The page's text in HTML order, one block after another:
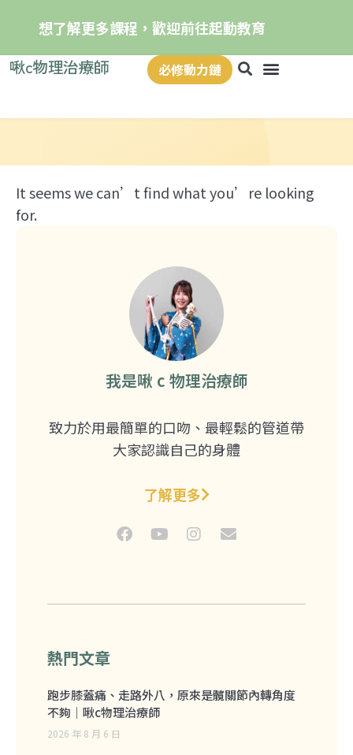
想了解更多課程，歡迎前往起動教育
啾c物理治療師 必修動力鏈
It seems we can’t find what you’re looking
for.
我是啾 c 物理治療師
致力於用最簡單的口吻、最輕鬆的管道帶
大家認識自己的身體
了解更多
熱門文章
跑步膝蓋痛、走路外八，原來是髖關節內轉角度
不夠｜啾c物理治療師
2026 年 8 月 6 日